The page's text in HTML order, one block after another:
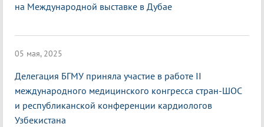
на Международной выставке в Дубае
05 мая, 2025
Делегация БГМУ приняла участие в работе II
международного медицинского конгресса стран-ШОС
и республиканской конференции кардиологов
Узбекистана